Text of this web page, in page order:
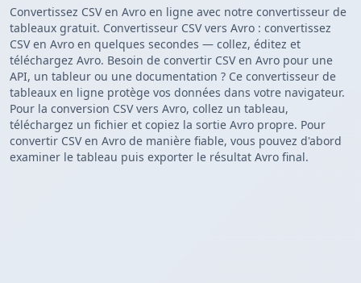
Convertissez CSV en Avro en ligne avec notre convertisseur de
tableaux gratuit. Convertisseur CSV vers Avro : convertissez
CSV en Avro en quelques secondes — collez, éditez et
téléchargez Avro. Besoin de convertir CSV en Avro pour une
API, un tableur ou une documentation ? Ce convertisseur de
tableaux en ligne protège vos données dans votre navigateur.
Pour la conversion CSV vers Avro, collez un tableau,
téléchargez un fichier et copiez la sortie Avro propre. Pour
convertir CSV en Avro de manière fiable, vous pouvez d'abord
examiner le tableau puis exporter le résultat Avro final.